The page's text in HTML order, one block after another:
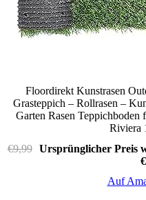
Floordirekt Kunstrasen
Grasteppich – Rollrasen –
Garten Rasen
Riviera
€9,99 Ursprünglicher Preis
Auf